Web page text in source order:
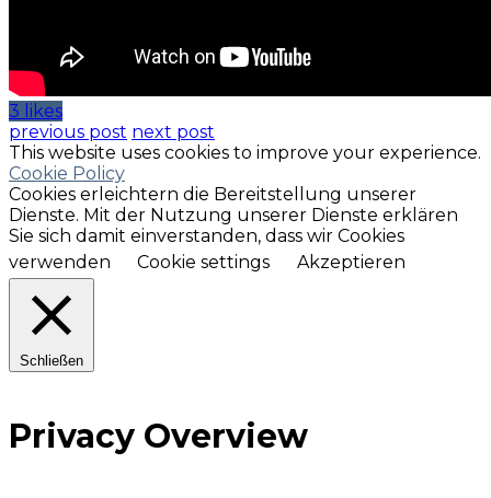
3 likes
previous post next post
This website uses cookies to improve your experience.
Cookie Policy
Cookies erleichtern die Bereitstellung unserer
Dienste. Mit der Nutzung unserer Dienste erklären
Sie sich damit einverstanden, dass wir Cookies
verwenden
Cookie settings Akzeptieren
Schließen
Privacy Overview